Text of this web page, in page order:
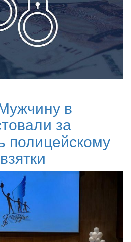
в
за
полицейскому